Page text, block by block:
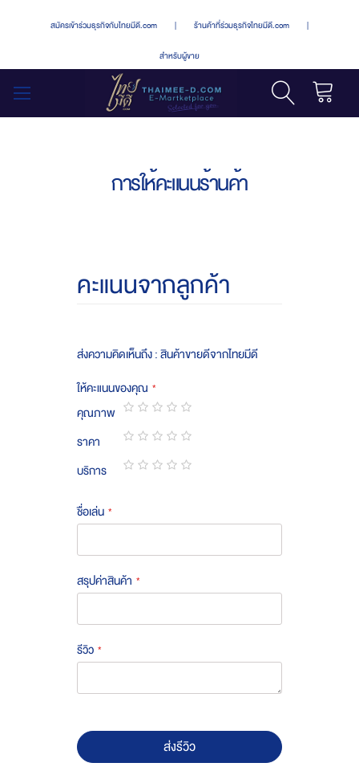
สมัครเข้าร่วมธุรกิจกับไทยมีดี.com | ร้านค้าที่ร่วมธุรกิจไทยมีดี.com |
สำหรับผู้ขาย
การให้คะแนนร้านค้า
คะแนนจากลูกค้า
ส่งความคิดเห็นถึง : สินค้าขายดีจากไทยมีดี
ให้คะแนนของคุณ
คุณภาพ
1
star
2
stars
3
stars
4
stars
5
stars
ราคา
1
star
2
stars
3
stars
4
stars
5
stars
บริการ
ชื่อเล่น
สรุปค่าสินค้า
รีวิว
ส่งรีวิว